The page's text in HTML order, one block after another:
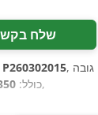
שלח
P260302015, גובה
כולל: 350 ,